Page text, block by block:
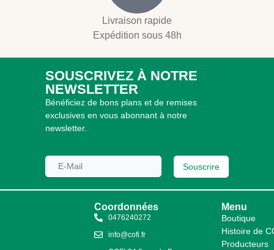
Livraison rapide
Expédition sous 48h
SOUSCRIVEZ À NOTRE
NEWSLETTER
Bénéficiez de bons plans et de remises
exclusives en vous abonnant à notre
newsletter.
Souscrire
Coordonnées
0476240272
info@cofi.fr
Menu
Boutique
Histoire de
Producteurs